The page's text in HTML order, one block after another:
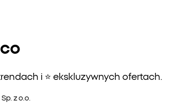
i ⭐️ ekskluzywnych ofertach.
z o.o.